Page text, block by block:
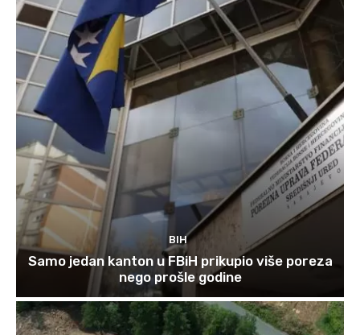
BIH
Samo jedan kanton u FBiH prikupio više poreza
nego prošle godine